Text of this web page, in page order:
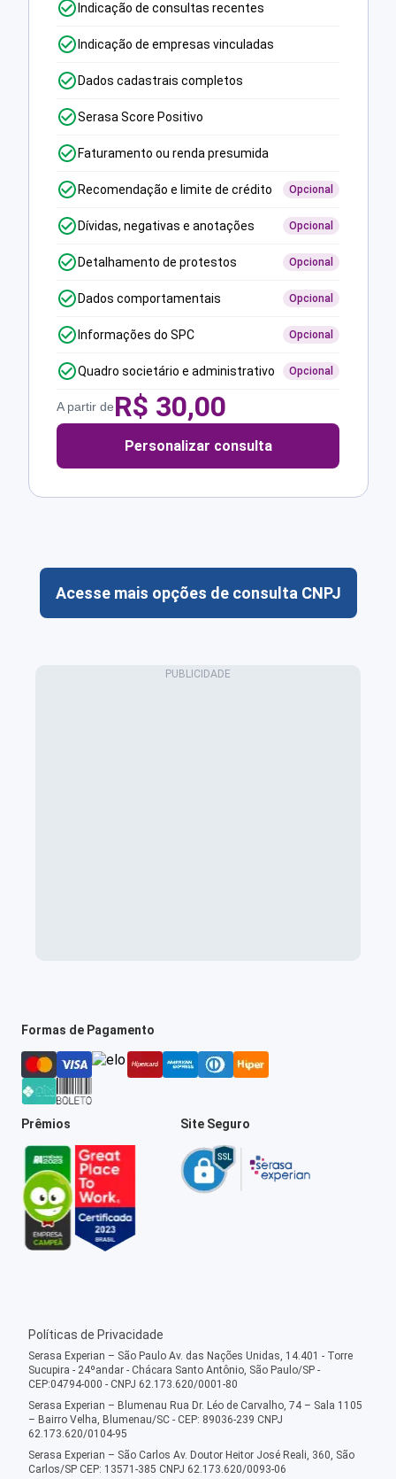
Indicação de consultas recentes
Indicação de empresas vinculadas
Dados cadastrais completos
Serasa Score Positivo
Faturamento ou renda presumida
Recomendação e limite de crédito Opcional
Dívidas, negativas e anotações Opcional
Detalhamento de protestos Opcional
Dados comportamentais Opcional
Informações do SPC Opcional
Quadro societário e administrativo Opcional
A partir deR$ 30,00
Personalizar consulta
Acesse mais opções de consulta CNPJ
Formas de Pagamento
Prêmios Site Seguro
Políticas de Privacidade
Serasa Experian – São Paulo Av. das Nações Unidas, 14.401 - Torre
Sucupira - 24ºandar - Chácara Santo Antônio, São Paulo/SP -
CEP:04794-000 - CNPJ 62.173.620/0001-80
Serasa Experian – Blumenau Rua Dr. Léo de Carvalho, 74 – Sala 1105
– Bairro Velha, Blumenau/SC - CEP: 89036-239 CNPJ
62.173.620/0104-95
Serasa Experian – São Carlos Av. Doutor Heitor José Reali, 360, São
Carlos/SP CEP: 13571-385 CNPJ 62.173.620/0093-06